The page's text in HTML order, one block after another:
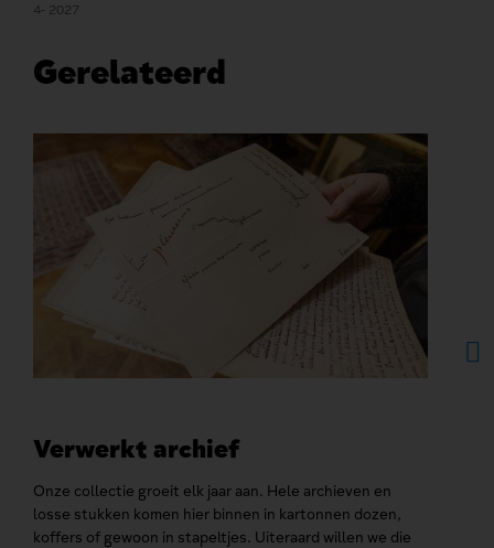
4- 2027
Gerelateerd
Verwerkt archief
Onze collectie groeit elk jaar aan. Hele archieven en
losse stukken komen hier binnen in kartonnen dozen,
koffers of gewoon in stapeltjes. Uiteraard willen we die